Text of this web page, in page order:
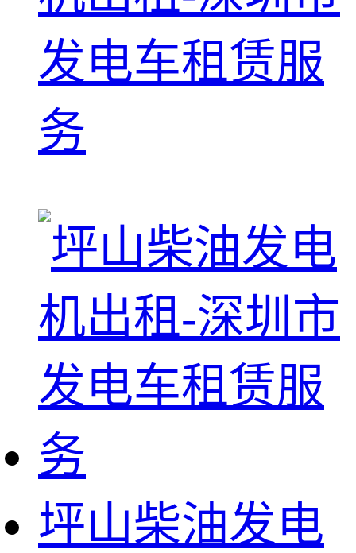
发电车租赁服
务
坪山柴油发电